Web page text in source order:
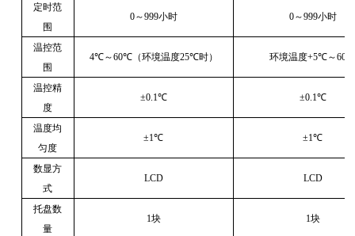
定时范
围
0～999小时 0～999小时
温控范
围
4℃～60℃（环境温度25℃时） 环境温度+5℃～
温控精
度
±0.1℃ ±0.1℃
温度均
匀度
±1℃ ±1℃
数显方
式
LCD LCD
托盘数
量
1块 1块